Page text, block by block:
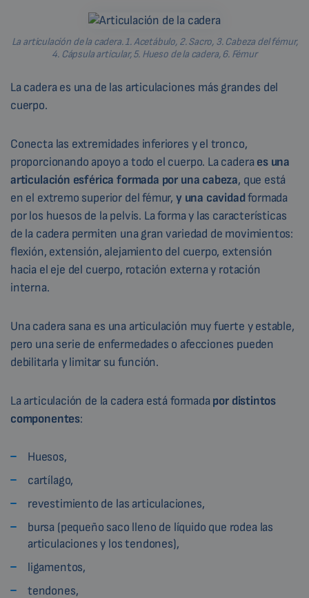
La articulación de la cadera. 1. Acetábulo, 2. Sacro, 3. Cabeza del fémur,
4. Cápsula articular, 5. Hueso de la cadera, 6. Fémur
La cadera es una de las articulaciones más grandes del
cuerpo.
Conecta las extremidades inferiores y el tronco,
proporcionando apoyo a todo el cuerpo. La caderaes una
articulación esférica formada por una cabeza, que está
en el extremo superior del fémur, y una cavidadformada
por los huesos de la pelvis. La forma y las características
de la cadera permiten una gran variedad de movimientos:
flexión, extensión, alejamiento del cuerpo, extensión
hacia el eje del cuerpo, rotación externa y rotación
interna.
Una cadera sana es una articulación muy fuerte y estable,
pero una serie de enfermedades o afecciones pueden
debilitarla y limitar su función.
La articulación de la cadera está formadapor distintos
componentes:
Huesos,
cartílago,
revestimiento de las articulaciones,
bursa (pequeño saco lleno de líquido que rodea las
articulaciones y los tendones),
ligamentos,
tendones,